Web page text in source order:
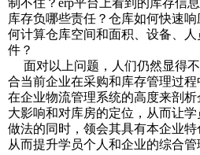
制不住？erp平台上看到的库存信
库存负哪些责任？仓库如何快速
何计算仓库空间和面积、设备、
件？
面对以上问题，人们仍然显得
合当前企业在采购和库存管理过
在企业物流管理系统的高度来剖
大影响和对库房的定位，从而让
做法的同时，领会其具有本企业特
从而提升学员个人和企业的综合管